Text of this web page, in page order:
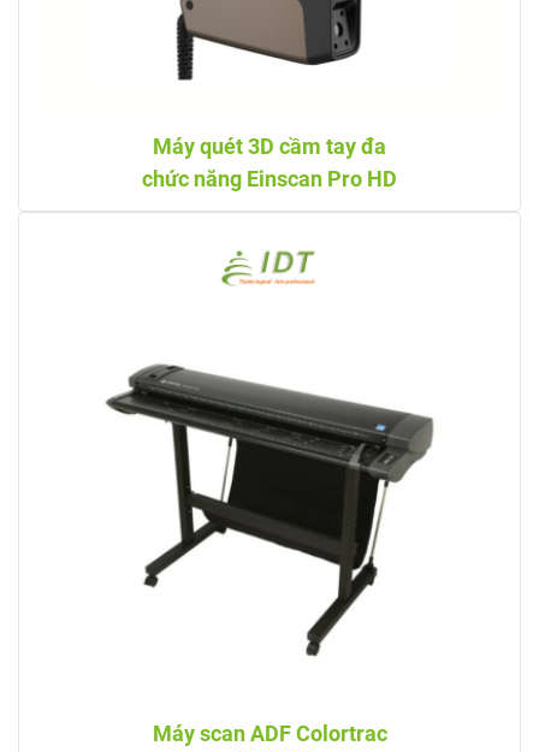
Máy quét 3D cầm tay đa
chức năng Einscan Pro HD
Máy scan ADF Colortrac